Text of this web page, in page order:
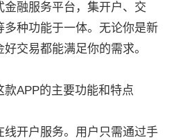
融服务平台，集开户、交
多种功能于一体。无论你是新
交易都能满足你的需求。
APP的主要功能和特点
线开户服务。用户只需通过手